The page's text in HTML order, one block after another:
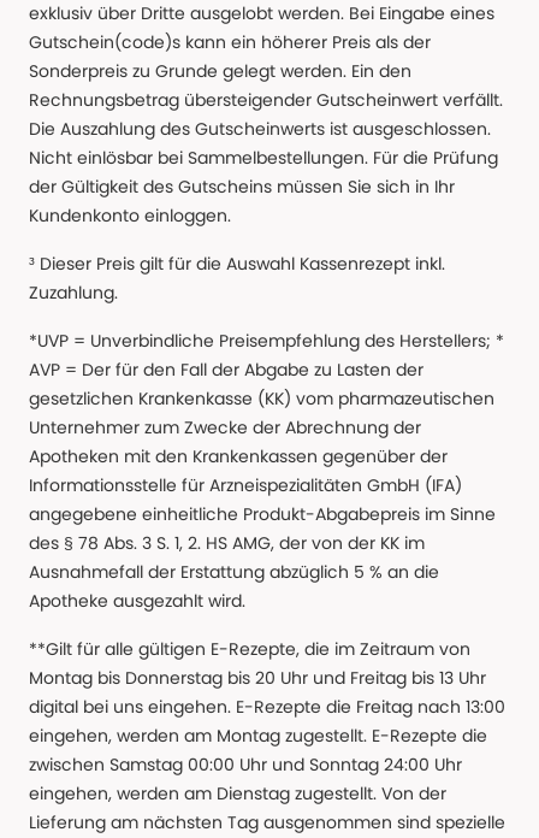
exklusiv über Dritte ausgelobt werden. Bei Eingabe eines
Gutschein(code)s kann ein höherer Preis als der
Sonderpreis zu Grunde gelegt werden. Ein den
Rechnungsbetrag übersteigender Gutscheinwert verfällt.
Die Auszahlung des Gutscheinwerts ist ausgeschlossen.
Nicht einlösbar bei Sammelbestellungen. Für die Prüfung
der Gültigkeit des Gutscheins müssen Sie sich in Ihr
Kundenkonto einloggen.
³ Dieser Preis gilt für die Auswahl Kassenrezept inkl.
Zuzahlung.
*UVP = Unverbindliche Preisempfehlung des Herstellers; *
AVP = Der für den Fall der Abgabe zu Lasten der
gesetzlichen Krankenkasse (KK) vom pharmazeutischen
Unternehmer zum Zwecke der Abrechnung der
Apotheken mit den Krankenkassen gegenüber der
Informationsstelle für Arzneispezialitäten GmbH (IFA)
angegebene einheitliche Produkt-Abgabepreis im Sinne
des § 78 Abs. 3 S. 1, 2. HS AMG, der von der KK im
Ausnahmefall der Erstattung abzüglich 5 % an die
Apotheke ausgezahlt wird.
**Gilt für alle gültigen E-Rezepte, die im Zeitraum von
Montag bis Donnerstag bis 20 Uhr und Freitag bis 13 Uhr
digital bei uns eingehen. E-Rezepte die Freitag nach 13:00
eingehen, werden am Montag zugestellt. E-Rezepte die
zwischen Samstag 00:00 Uhr und Sonntag 24:00 Uhr
eingehen, werden am Dienstag zugestellt. Von der
Lieferung am nächsten Tag ausgenommen sind spezielle